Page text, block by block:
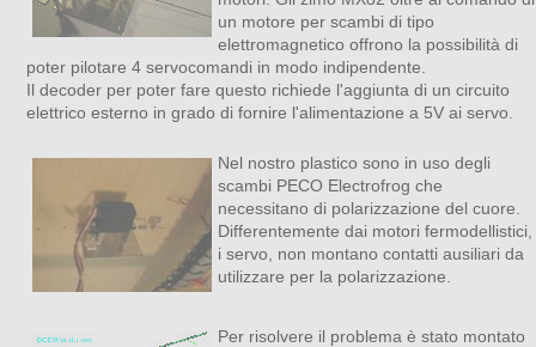
un motore per scambi di tipo
elettromagnetico offrono la possibilità di
poter pilotare 4 servocomandi in modo indipendente.
Il decoder per poter fare questo richiede l'aggiunta di un circuito
elettrico esterno in grado di fornire l'alimentazione a 5V ai servo.
Nel nostro plastico sono in uso degli
scambi PECO Electrofrog che
necessitano di polarizzazione del cuore.
Differentemente dai motori fermodellistici,
i servo, non montano contatti ausiliari da
utilizzare per la polarizzazione.
Per risolvere il problema è stato montato